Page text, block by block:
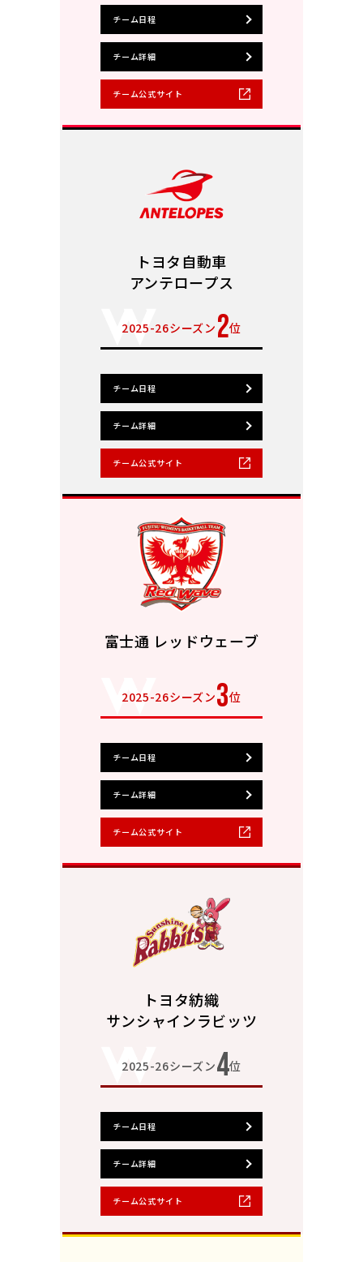
チーム日程
チーム詳細
チーム公式サイト
トヨタ自動車
アンテロープス
2025-26シーズン 2位
チーム日程
チーム詳細
チーム公式サイト
富士通 レッドウェーブ
2025-26シーズン3位
チーム日程
チーム詳細
チーム公式サイト
トヨタ紡織
サンシャインラビッツ
2025-26シーズン4位
チーム日程
チーム詳細
チーム公式サイト